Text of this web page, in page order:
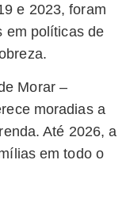
e 2023, foram
em políticas de
Morar –
moradias a
Até 2026, a
em todo o